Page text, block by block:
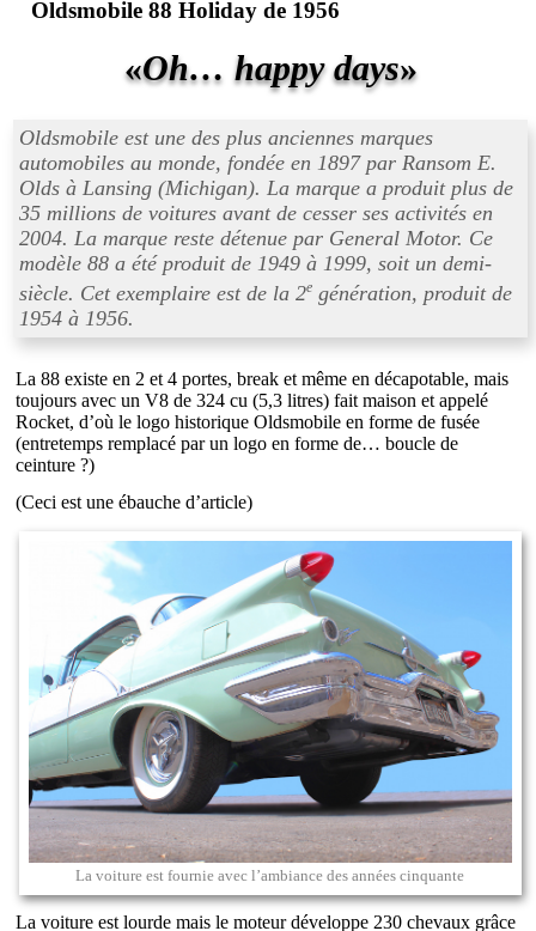
Oldsmobile 88 Holiday de 1956
«Oh… happy days»
Oldsmobile est une des plus anciennes marques
automobiles au monde, fondée en 1897 par Ransom E.
Olds à Lansing (Michigan). La marque a produit plus de
35 millions de voitures avant de cesser ses activités en
2004. La marque reste détenue par General Motor. Ce
modèle 88 a été produit de 1949 à 1999, soit un demi-
siècle. Cet exemplaire est de la 2egénération, produit de
1954 à 1956.
La 88 existe en 2 et 4 portes, break et même en décapotable, mais
toujours avec un V8 de 324 cu (5,3 litres) fait maison et appelé
Rocket, d’où le logo historique Oldsmobile en forme de fusée
(entretemps remplacé par un logo en forme de… boucle de
ceinture ?)
(Ceci est une ébauche d’article)
La voiture est fournie avec l’ambiance des années cinquante
La voiture est lourde mais le moteur développe 230 chevaux grâce